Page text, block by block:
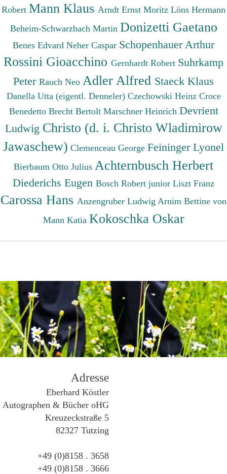
Robert Mann Klaus Arndt Ernst Moritz Löns Hermann
Beheim-Schwarzbach Martin Donizetti Gaetano
Benes Edvard Neher Caspar Schopenhauer Arthur
Rossini Gioacchino Gernhardt Robert Suhrkamp
Peter Rauch Neo Adler Alfred Staeck Klaus
Danella Utta (eigentl. Denneler) Czechowski Heinz Croce
Benedetto Brecht Bertolt Marschner Heinrich Devrient
Ludwig Christo (d. i. Christo Wladimirow
Jawaschew) Clemenceau George Feininger Lyonel
Bierbaum Otto Julius Achternbusch Herbert
Diederichs Eugen Bosch Robert junior Liszt Franz
Carossa Hans Anzengruber Ludwig Arnim Bettine von
Mann Katia Kokoschka Oskar
Adresse
Eberhard Köstler
Autographen & Bücher oHG
Kreuzeckstraße 5
82327 Tutzing
+49 (0)8158 . 3658
+49 (0)8158 . 3666